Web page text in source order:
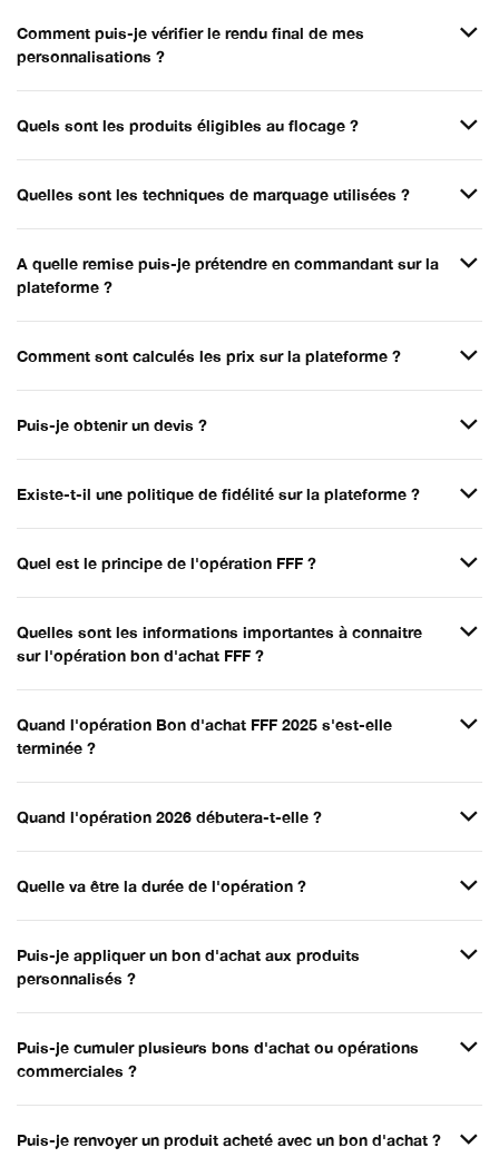
Comment puis-je vérifier le rendu final de mes
personnalisations ?
Quels sont les produits éligibles au flocage ?
Quelles sont les techniques de marquage utilisées ?
A quelle remise puis-je prétendre en commandant sur la
plateforme ?
Comment sont calculés les prix sur la plateforme ?
Puis-je obtenir un devis ?
Existe-t-il une politique de fidélité sur la plateforme ?
Quel est le principe de l'opération FFF ?
Quelles sont les informations importantes à connaitre
sur l'opération bon d'achat FFF ?
Quand l'opération Bon d'achat FFF 2025 s'est-elle
terminée ?
Quand l'opération 2026 débutera-t-elle ?
Quelle va être la durée de l'opération ?
Puis-je appliquer un bon d'achat aux produits
personnalisés ?
Puis-je cumuler plusieurs bons d'achat ou opérations
commerciales ?
Puis-je renvoyer un produit acheté avec un bon d'achat ?